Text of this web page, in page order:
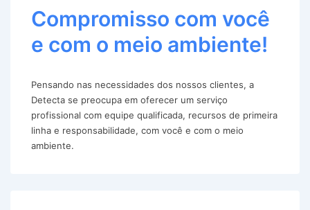
Compromisso com você
e com o meio ambiente!
Pensando nas necessidades dos nossos clientes, a
Detecta se preocupa em oferecer um serviço
profissional com equipe qualificada, recursos de primeira
linha e responsabilidade, com você e com o meio
ambiente.